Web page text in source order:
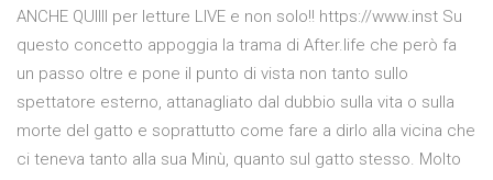
ANCHE QUIIII per letture LIVE e non solo!! https://www.inst Su
questo concetto appoggia la trama di After.life che però fa
un passo oltre e pone il punto di vista non tanto sullo
spettatore esterno, attanagliato dal dubbio sulla vita o sulla
morte del gatto e soprattutto come fare a dirlo alla vicina che
ci teneva tanto alla sua Minù, quanto sul gatto stesso. Molto